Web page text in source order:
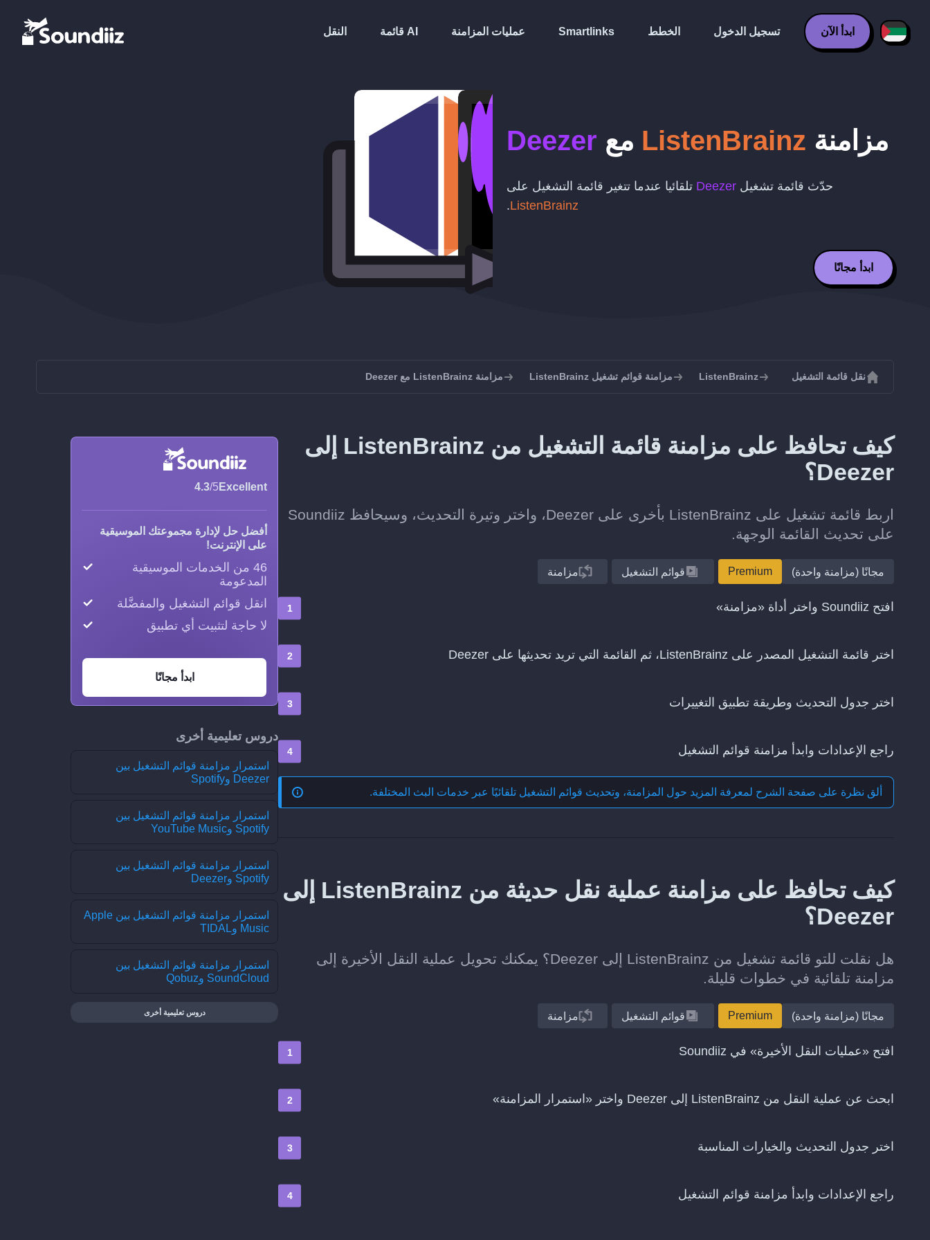
النقل قائمة AI عمليات المزامنة Smartlinks الخطط تسجيل الدخول ابدأ الآن
مزامنة ListenBrainz مع Deezer
حدّث قائمة تشغيل Deezer تلقائيا عندما تتغير قائمة التشغيل على
ListenBrainz
.
ابدأ مجانًا
نقل قائمة التشغيل ListenBrainz مزامنة قوائم تشغيل ListenBrainz مزامنة ListenBrainz مع Deezer
كيف تحافظ على مزامنة قائمة التشغيل من ListenBrainz إلى
Deezer؟
اربط قائمة تشغيل على ListenBrainz بأخرى على Deezer، واختر وتيرة التحديث، وسيحافظ Soundiiz
على تحديث القائمة الوجهة.
مجانًا (مزامنة واحدة) Premium قوائم التشغيل مزامنة
افتح Soundiiz واختر أداة «مزامنة»
اختر قائمة التشغيل المصدر على ListenBrainz، ثم القائمة التي تريد تحديثها على Deezer
اختر جدول التحديث وطريقة تطبيق التغييرات
راجع الإعدادات وابدأ مزامنة قوائم التشغيل
ألق نظرة على صفحة الشرح لمعرفة المزيد حول المزامنة، وتحديث قوائم التشغيل تلقائيًا عبر خدمات البث المختلفة.
كيف تحافظ على مزامنة عملية نقل حديثة من ListenBrainz إلى
Deezer؟
هل نقلت للتو قائمة تشغيل من ListenBrainz إلى Deezer؟ يمكنك تحويل عملية النقل الأخيرة إلى
مزامنة تلقائية في خطوات قليلة.
مجانًا (مزامنة واحدة) Premium قوائم التشغيل مزامنة
افتح «عمليات النقل الأخيرة» في Soundiiz
ابحث عن عملية النقل من ListenBrainz إلى Deezer واختر «استمرار المزامنة»
اختر جدول التحديث والخيارات المناسبة
راجع الإعدادات وابدأ مزامنة قوائم التشغيل
Excellent
4.3/5
أفضل حل لإدارة مجموعتك الموسيقية
على الإنترنت!
46 من الخدمات الموسيقية
المدعومة
انقل قوائم التشغيل والمفضَّلة
لا حاجة لتثبيت أي تطبيق
ابدأ مجانًا
دروس تعليمية أخرى
استمرار مزامنة قوائم التشغيل بين
Deezer وSpotify
استمرار مزامنة قوائم التشغيل بين
Spotify وYouTube Music
استمرار مزامنة قوائم التشغيل بين
Spotify وDeezer
استمرار مزامنة قوائم التشغيل بين Apple
Music وTIDAL
استمرار مزامنة قوائم التشغيل بين
SoundCloud وQobuz
دروس تعليمية أخرى